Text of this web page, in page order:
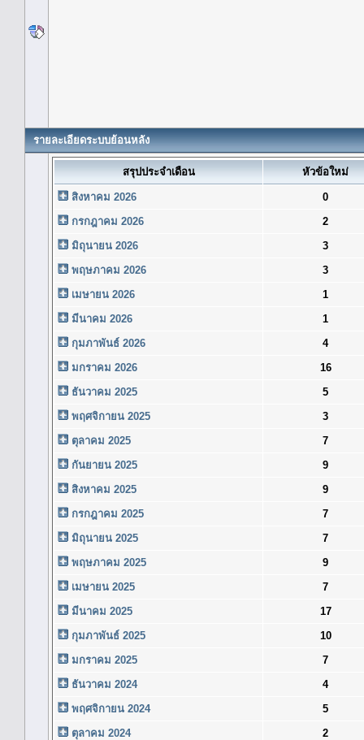
รายละเอียดระบบย้อนหลัง
สรุปประจำเดือน หัวข้อใหม่
สิงหาคม 2026
0
กรกฎาคม 2026
2
มิถุนายน 2026
3
พฤษภาคม 2026
3
เมษายน 2026
1
มีนาคม 2026
1
กุมภาพันธ์ 2026
4
มกราคม 2026
16
ธันวาคม 2025
5
พฤศจิกายน 2025
3
ตุลาคม 2025
7
กันยายน 2025
9
สิงหาคม 2025
9
กรกฎาคม 2025
7
มิถุนายน 2025
7
พฤษภาคม 2025
9
เมษายน 2025
7
มีนาคม 2025
17
กุมภาพันธ์ 2025
10
มกราคม 2025
7
ธันวาคม 2024
4
พฤศจิกายน 2024
5
ตุลาคม 2024
2